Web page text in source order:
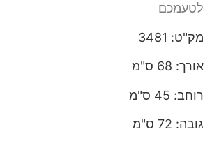
לטעמכם
מק"ט: 3481
אורך: 68 ס"מ
רוחב: 45 ס"מ
גובה: 72 ס"מ